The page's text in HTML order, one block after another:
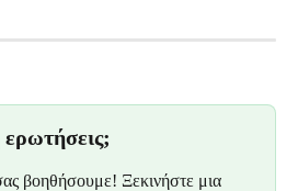
βοηθήσουμε! Ξεκινήστε μια